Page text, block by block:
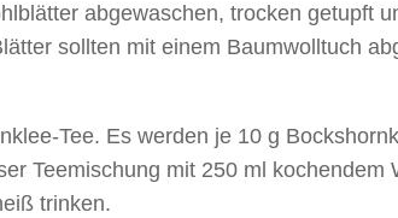
abgewaschen, trocken getupft
sollten mit einem Baumwolltuch
Tee. Es werden je 10 g
Teemischung mit 250 ml kochendem
trinken.